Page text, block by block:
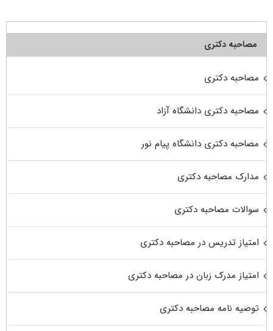
مصاحبه دکتری
مصاحبه دکتری
مصاحبه دکتری دانشگاه آزاد
مصاحبه دکتری دانشگاه پیام نور
مدارک مصاحبه دکتری
سوالات مصاحبه دکتری
امتیاز تدریس در مصاحبه دکتری
امتیاز مدرک زبان در مصاحبه دکتری
توصیه نامه مصاحبه دکتری